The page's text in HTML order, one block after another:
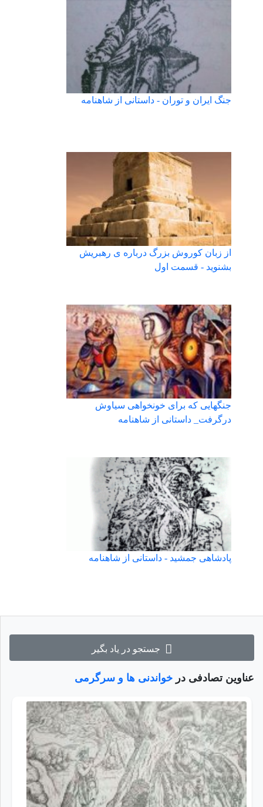
جستجو در یاد بگیر
عناوین تصادفی در خواندنی ها و سرگرمی
جنگ ایران و توران - داستانی از شاهنامه
از زبان کوروش بزرگ درباره ی رهبریش
بشنوید - قسمت اول
جنگهایی که برای خونخواهی سیاوش
درگرفت_ داستانی از شاهنامه
پادشاهی جمشید - داستانی از شاهنامه